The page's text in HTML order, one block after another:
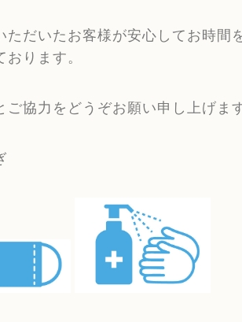
ただいたお客様が安心してお時間
おります。
ご協力をどうぞお願い申し上げます